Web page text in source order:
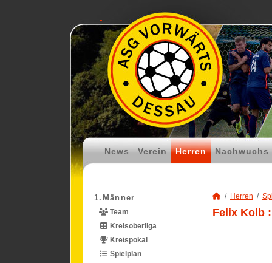
News Verein Herren Nachwuchs
1.Männer
Team
Kreisoberliga
Kreispokal
Spielplan
Herren
Felix Kolb